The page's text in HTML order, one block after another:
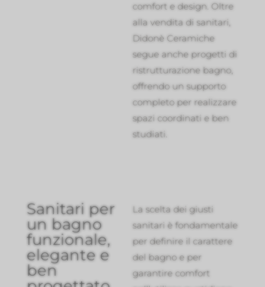
comfort e design. Oltre
alla vendita di sanitari,
Didonè Ceramiche
segue anche progetti di
ristrutturazione bagno,
offrendo un supporto
completo per realizzare
spazi coordinati e ben
studiati.
Sanitari per
un bagno
funzionale,
elegante e
ben
La scelta dei giusti
sanitari è fondamentale
per definire il carattere
del bagno e per
garantire comfort